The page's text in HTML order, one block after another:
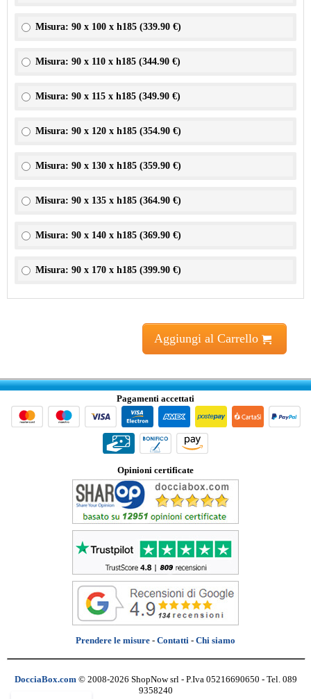
Misura: 90 x 100 x h185 (339.90 €)
Misura: 90 x 110 x h185 (344.90 €)
Misura: 90 x 115 x h185 (349.90 €)
Misura: 90 x 120 x h185 (354.90 €)
Misura: 90 x 130 x h185 (359.90 €)
Misura: 90 x 135 x h185 (364.90 €)
Misura: 90 x 140 x h185 (369.90 €)
Misura: 90 x 170 x h185 (399.90 €)
Aggiungi al Carrello
Pagamenti accettati
Opinioni certificate
Prendere le misure - Contatti - Chi siamo
DocciaBox.com © 2008-2026 ShopNow srl - P.Iva 05216690650 - Tel. 089
9358240